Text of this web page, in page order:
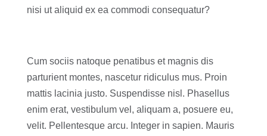
nisi ut aliquid ex ea commodi consequatur?
Cum sociis natoque penatibus et magnis dis
parturient montes, nascetur ridiculus mus. Proin
mattis lacinia justo. Suspendisse nisl. Phasellus
enim erat, vestibulum vel, aliquam a, posuere eu,
velit. Pellentesque arcu. Integer in sapien. Mauris